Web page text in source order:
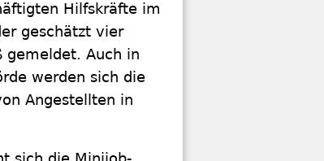
Hilfskräfte im
geschätzt vier
gemeldet. Auch in
werden sich die
Angestellten in